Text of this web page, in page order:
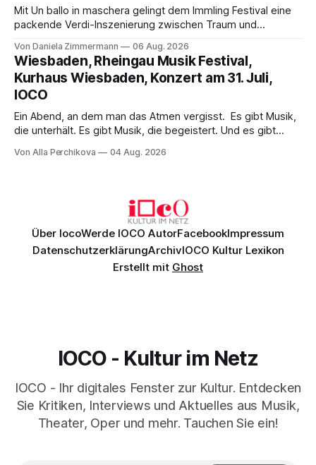
Mit Un ballo in maschera gelingt dem Immling Festival eine
packende Verdi-Inszenierung zwischen Traum und
psychologische Tiefe mit starken Bildern, getragen von
einem spielfreudigen Ensemble und einer musikalisch
überzeugenden Gesamtleistung.
Von Daniela Zimmermann 06 Aug. 2026
Wiesbaden, Rheingau Musik Festival,
Kurhaus Wiesbaden, Konzert am 31. Juli,
IOCO
Ein Abend, an dem man das Atmen vergisst. Es gibt Musik,
die unterhält. Es gibt Musik, die begeistert. Und es gibt
Genau so war der Abend im Kurhaus Wiesbaden, an dem
Von Alla Perchikova 04 Aug. 2026
Über IocoWerde IOCO AutorFacebookImpressum
DatenschutzerklärungArchivIOCO Kultur Lexikon
Erstellt mit Ghost
IOCO - Kultur im Netz
IOCO - Ihr digitales Fenster zur Kultur. Entdecken
Sie Kritiken, Interviews und Aktuelles aus Musik,
Theater, Oper und mehr. Tauchen Sie ein!